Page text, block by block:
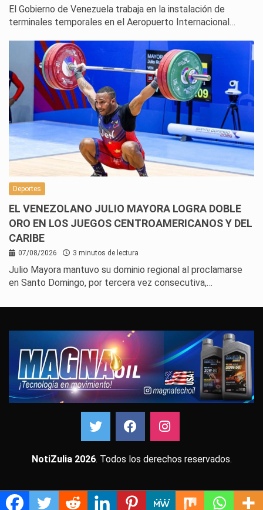
El Gobierno de Venezuela trabaja en la instalación de
terminales temporales en el Aeropuerto Internacional…
Deportes
EL VENEZOLANO JULIO MAYORA LOGRA DOBLE
ORO EN LOS JUEGOS CENTROAMERICANOS Y DEL
CARIBE
07/08/2026 3 minutos de lectura
Julio Mayora mantuvo su dominio regional al proclamarse
en Santo Domingo, por tercera vez consecutiva,…
NotiZulia 2026. Todos los derechos reservados.